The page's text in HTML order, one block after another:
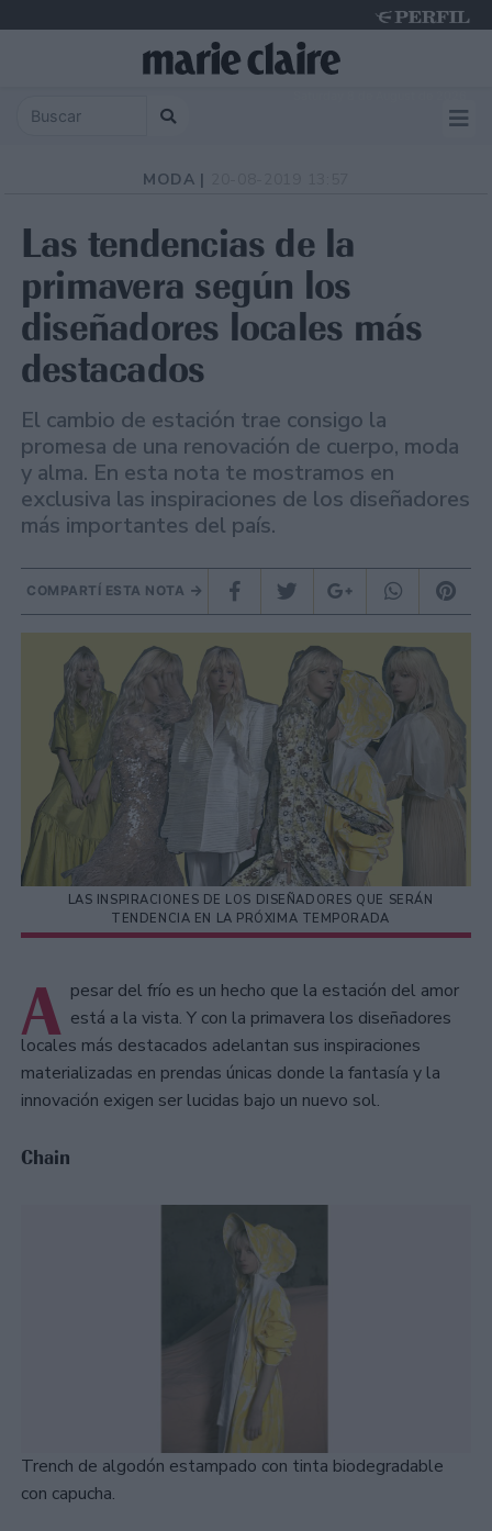
MODA |
Las tendencias de la
primavera según los
diseñadores locales más
destacados
El cambio de estación trae consigo la
promesa de una renovación de cuerpo, moda
y alma. En esta nota te mostramos en
exclusiva las inspiraciones de los diseñadores
más importantes del país.
COMPARTÍ ESTA NOTA
LAS INSPIRACIONES DE LOS DISEÑADORES QUE SERÁN
TENDENCIA EN LA PRÓXIMA TEMPORADA
A pesar del frío es un hecho que la estación del amor
está a la vista. Y con la primavera los diseñadores
locales más destacados adelantan sus inspiraciones
materializadas en prendas únicas donde la fantasía y la
innovación exigen ser lucidas bajo un nuevo sol.
Chain
Trench de algodón estampado con tinta biodegradable
con capucha.